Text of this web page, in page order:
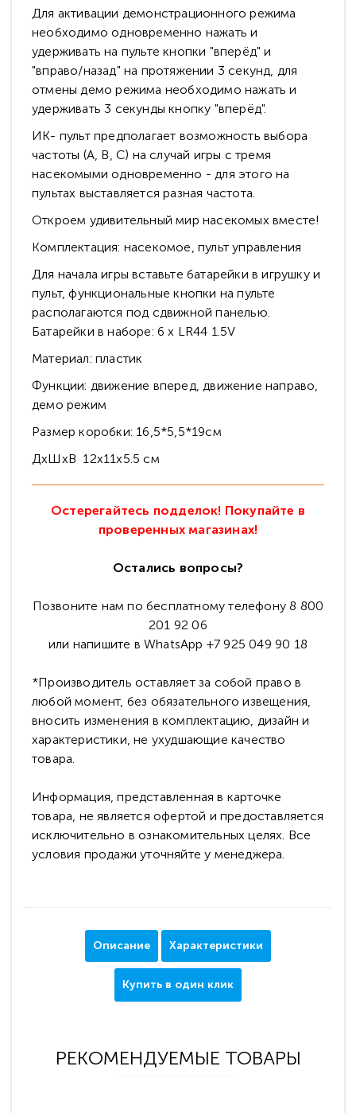
Для активации демонстрационного режима
необходимо одновременно нажать и
удерживать на пульте кнопки "вперёд" и
"вправо/назад" на протяжении 3 секунд, для
отмены демо режима необходимо нажать и
удерживать 3 секунды кнопку "вперёд".
ИК- пульт предполагает возможность выбора
частоты (A, B, C) на случай игры с тремя
насекомыми одновременно - для этого на
пультах выставляется разная частота.
Откроем удивительный мир насекомых вместе!
Комплектация: насекомое, пульт управления
Для начала игры вставьте батарейки в игрушку и
пульт, функциональные кнопки на пульте
располагаются под сдвижной панелью.
Батарейки в наборе: 6 х LR44 1.5V
Материал: пластик
Функции: движение вперед, движение направо,
демо режим
Размер коробки: 16,5*5,5*19см
ДхШхВ 12х11х5.5 см
Остерегайтесь подделок! Покупайте в
проверенных магазинах!
Остались вопросы?
Позвоните нам по бесплатному телефону 8 800
201 92 06
или напишите в WhatsApp +7 925 049 90 18
*Производитель оставляет за собой право в
любой момент, без обязательного извещения,
вносить изменения в комплектацию, дизайн и
характеристики, не ухудшающие качество
товара.
Информация, представленная в карточке
товара, не является офертой и предоставляется
исключительно в ознакомительных целях. Все
условия продажи уточняйте у менеджера.
Описание Характеристики
Купить в один клик
РЕКОМЕНДУЕМЫЕ ТОВАРЫ